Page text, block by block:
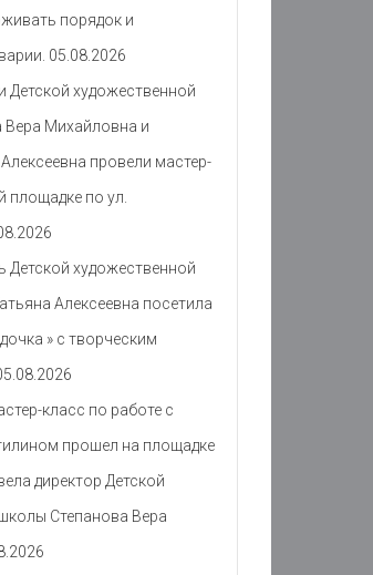
порядок и
05.08.2026
Детской художественной
Михайловна и
провели мастер-
площадке по ул.
Детской художественной
Алексеевна посетила
» с творческим
класс по работе с
прошел на площадке
директор Детской
Степанова Вера